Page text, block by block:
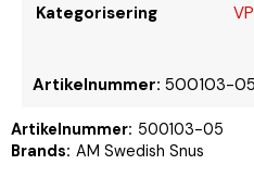
Kategorisering
VP
Artikelnummer: 500103-05
Artikelnummer: 500103-05
Brands: AM Swedish Snus